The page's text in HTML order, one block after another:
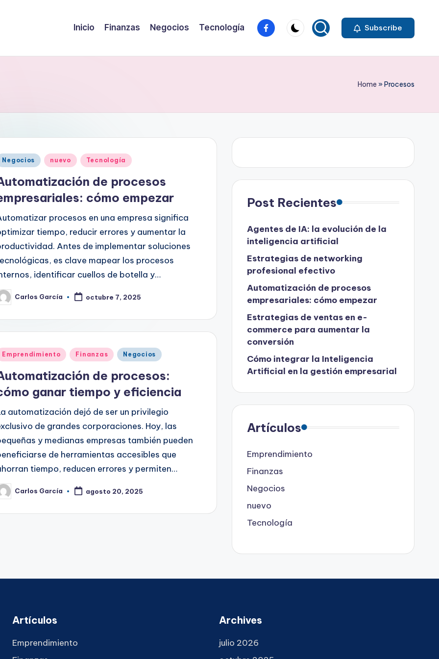
Inicio Finanzas Negocios Tecnología
Elemento
del
Subscribe
Home »Procesos
Negocios nuevo Tecnología
de procesos
cómo empezar
procesos en una empresa significa
tiempo, reducir errores y aumentar la
Antes de implementar soluciones
es clave mapear los procesos
identificar cuellos de botella y…
Carlos García octubre 7, 2025
Emprendimiento Finanzas Negocios
de procesos:
ganar tiempo y eficiencia
automatización dejó de ser un privilegio
de grandes corporaciones. Hoy, las
y medianas empresas también pueden
de herramientas accesibles que
tiempo, reducen errores y permiten…
Carlos García agosto 20, 2025
Post Recientes
Agentes de IA: la evolución de la
inteligencia artificial
Estrategias de networking
profesional efectivo
Automatización de procesos
empresariales: cómo empezar
Estrategias de ventas en e-
commerce para aumentar la
conversión
Cómo integrar la Inteligencia
Artificial en la gestión empresarial
Artículos
Emprendimiento
Finanzas
Negocios
nuevo
Tecnología
Artículos
Emprendimiento
Archives
julio 2026